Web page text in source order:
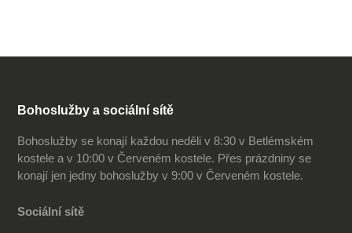
Bohoslužby a sociální sítě
Bohoslužby se konají každou neděli v 8:30 v Betlémském
kostele a v 10:00 v Červeném kostele. Přes prázdniny se
konají jen jedny bohoslužby v 9:00 v Červeném kostele.
Sociální sítě